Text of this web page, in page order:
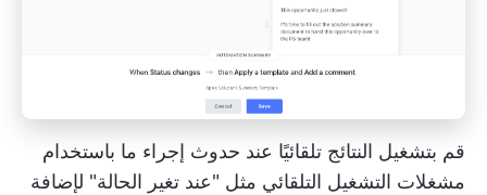
قم بتشغيل النتائج تلقائيًا عند حدوث إجراء ما باستخدام
مشغلات التشغيل التلقائي مثل "عند تغير الحالة" لإضافة